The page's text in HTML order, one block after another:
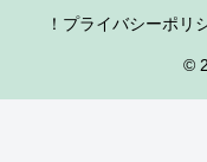
！プライバシーポリ
©